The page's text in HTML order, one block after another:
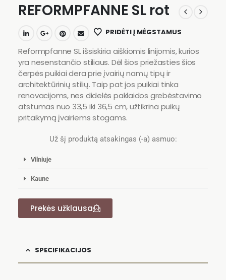
REFORMPFANNE SL rot
PRIDĖTI Į MĖGSTAMUS
Reformpfanne SL išsiskiria aiškiomis linijomis, kurios
yra nesenstančio stiliaus. Dėl šios priežasties šios
čerpės puikiai dera prie įvairių namų tipų ir
architektūrinių stilių. Taip pat jos puikiai tinka
renovacijoms, nes didelės paklaidos grebėstavimo
atstumas nuo 33,5 iki 36,5 cm, užtikrina puikų
pritaikymą įvairiems stogams.
Už šį produktą atsakingas (-a) asmuo:
Vilniuje
Kaune
Prekės užklausa
SPECIFIKACIJOS